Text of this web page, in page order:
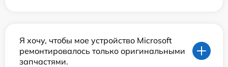
Я хочу, чтобы мое устройство Microsoft
ремонтировалось только оригинальными
запчастями.